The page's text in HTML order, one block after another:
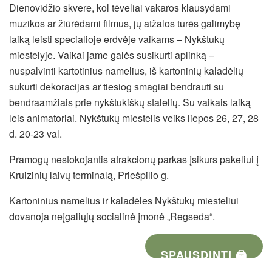
Dienovidžio skvere, kol tėveliai vakaros klausydami
muzikos ar žiūrėdami filmus, jų atžalos turės galimybę
laiką leisti specialioje erdvėje vaikams – Nykštukų
miestelyje. Vaikai jame galės susikurti aplinką –
nuspalvinti kartotinius namelius, iš kartoninių kaladėlių
sukurti dekoracijas ar tiesiog smagiai bendrauti su
bendraamžiais prie nykštukiškų stalelių. Su vaikais laiką
leis animatoriai. Nykštukų miestelis veiks liepos 26, 27, 28
d. 20-23 val.
Pramogų nestokojantis atrakcionų parkas įsikurs pakeliui į
Kruizinių laivų terminalą, Priešpilio g.
Kartoninius namelius ir kaladėles Nykštukų miesteliui
dovanoja neįgaliųjų socialinė įmonė „Regseda“.
SPAUSDINTI 🖨